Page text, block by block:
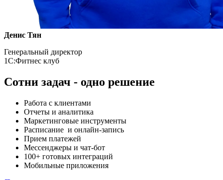
Денис Тян
Генеральный директор
1С:Фитнес клуб
Сотни задач - одно решение
Работа с клиентами
Отчеты и аналитика
Маркетинговые инструменты
Расписание и онлайн-запись
Прием платежей
Мессенджеры и чат-бот
100+ готовых интеграций
Мобильные приложения